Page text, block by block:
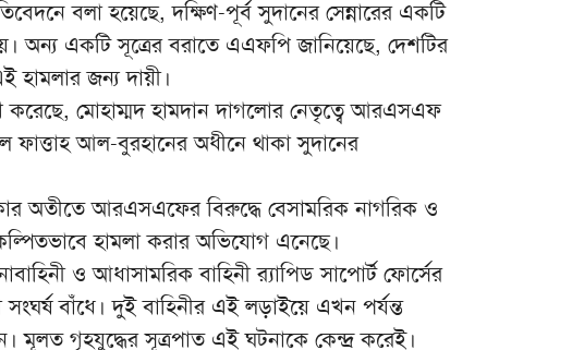
বলা হয়েছে, দক্ষিণ-পূর্ব সুদানের সেন্নারের একটি
অন্য একটি সূত্রের বরাতে এএফপি জানিয়েছে, দেশটির
হামলার জন্য দায়ী।
মোহাম্মদ হামদান দাগলোর নেতৃত্বে আরএসএফ
ফাত্তাহ আল-বুরহানের অধীনে থাকা সুদানের
অতীতে আরএসএফের বিরুদ্ধে বেসামরিক নাগরিক ও
হামলা করার অভিযোগ এনেছে।
ও আধাসামরিক বাহিনী র‌্যাপিড সাপোর্ট ফোর্সের
বাঁধে। দুই বাহিনীর এই লড়াইয়ে এখন পর্যন্ত
মূলত গৃহযুদ্ধের সূত্রপাত এই ঘটনাকে কেন্দ্র করেই।